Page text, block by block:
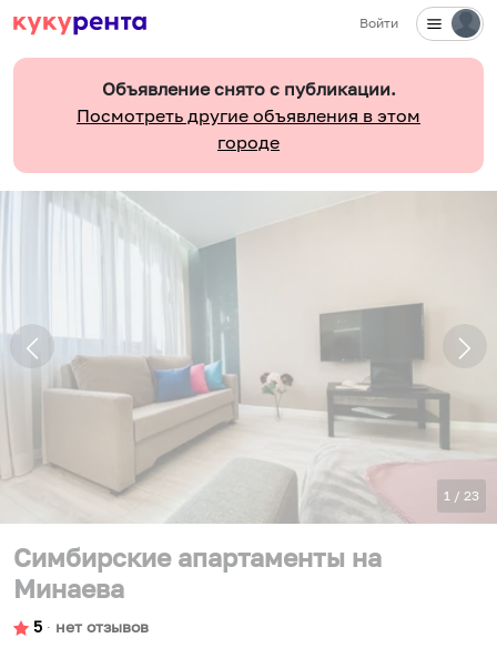
Войти
Объявление снято с публикации.
Посмотреть другие объявления в этом
городе
1 / 23
Симбирские апартаменты на
Минаева
5 ∙ нет отзывов